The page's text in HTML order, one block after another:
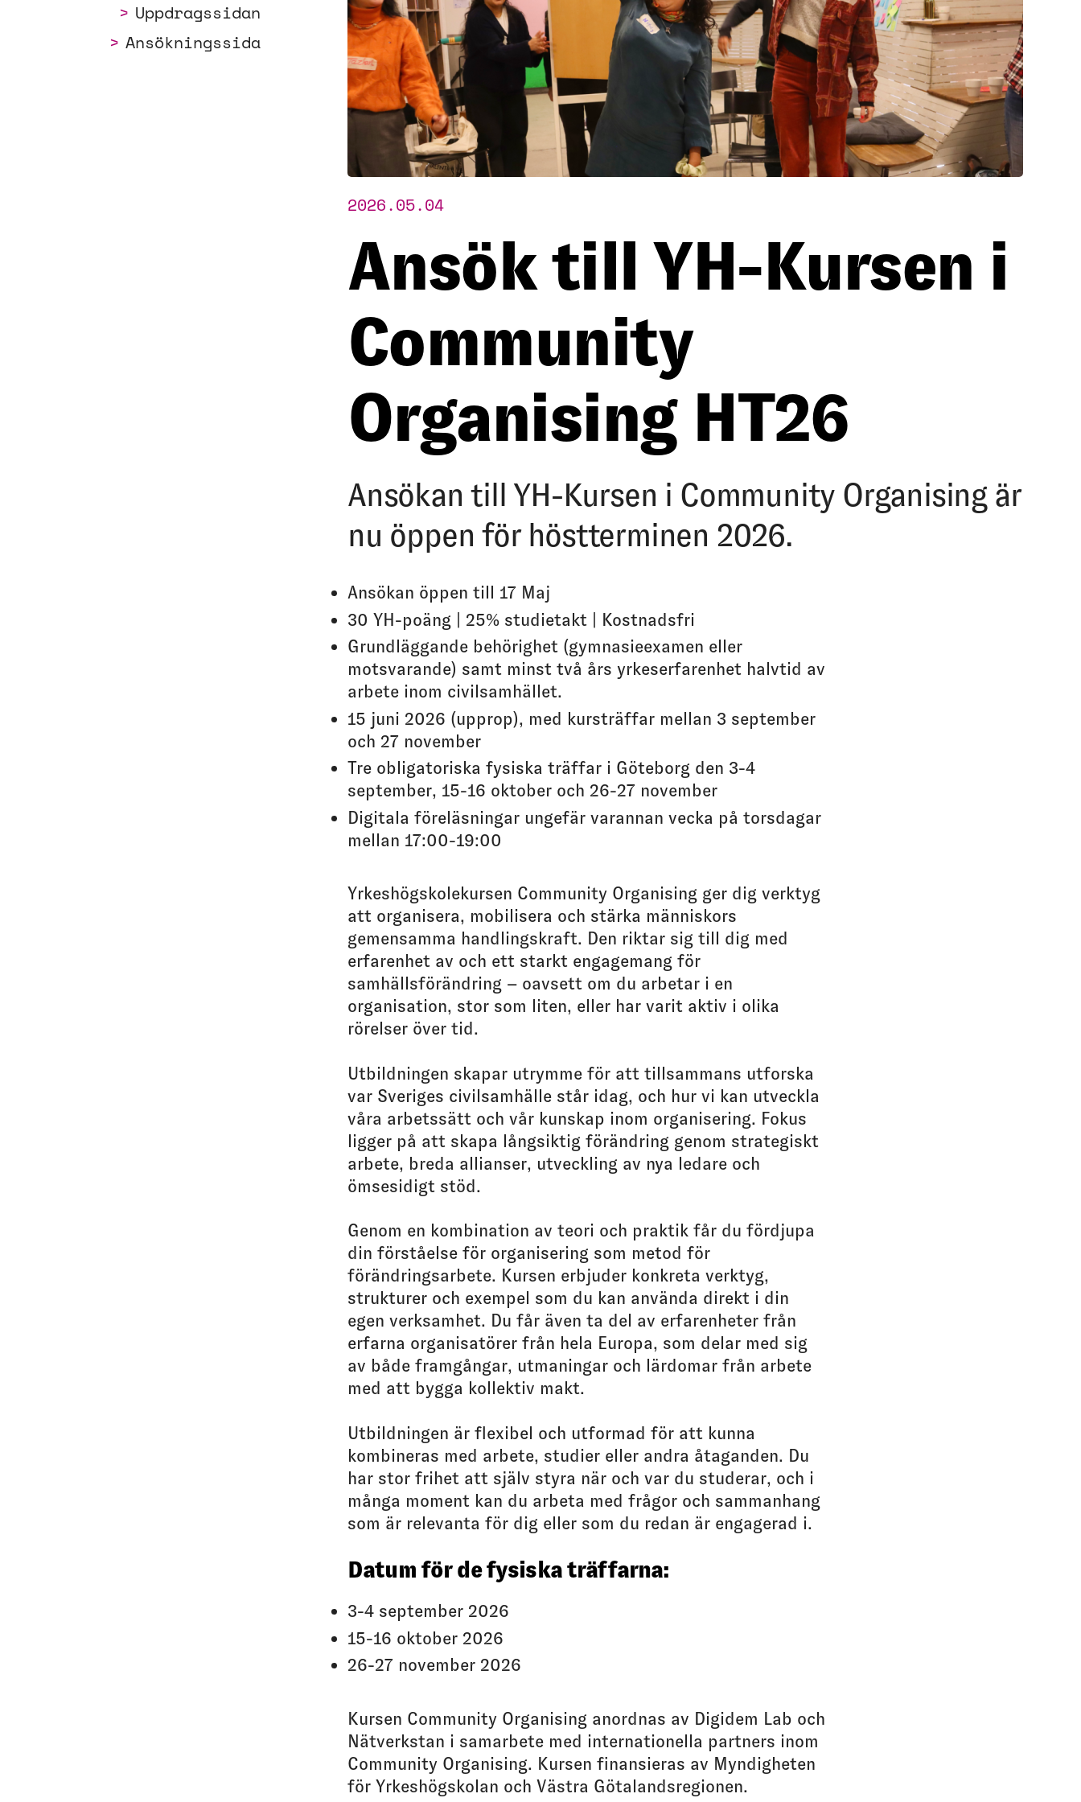
Uppdragssidan
Ansökningssida
2026.05.04
Ansök till YH-Kursen i
Community
Organising HT26
Ansökan till YH-Kursen i Community Organising är
nu öppen för höstterminen 2026.
Ansökan öppen till 17 Maj
30 YH-poäng | 25% studietakt | Kostnadsfri
Grundläggande behörighet (gymnasieexamen eller
motsvarande) samt minst två års yrkeserfarenhet halvtid av
arbete inom civilsamhället.
15 juni 2026 (upprop), med kursträffar mellan 3 september
och 27 november
Tre obligatoriska fysiska träffar i Göteborg den 3-4
september, 15-16 oktober och 26-27 november
Digitala föreläsningar ungefär varannan vecka på torsdagar
mellan 17:00-19:00
Yrkeshögskolekursen Community Organising ger dig verktyg
att organisera, mobilisera och stärka människors
gemensamma handlingskraft. Den riktar sig till dig med
erfarenhet av och ett starkt engagemang för
samhällsförändring – oavsett om du arbetar i en
organisation, stor som liten, eller har varit aktiv i olika
rörelser över tid.
Utbildningen skapar utrymme för att tillsammans utforska
var Sveriges civilsamhälle står idag, och hur vi kan utveckla
våra arbetssätt och vår kunskap inom organisering. Fokus
ligger på att skapa långsiktig förändring genom strategiskt
arbete, breda allianser, utveckling av nya ledare och
ömsesidigt stöd.
Genom en kombination av teori och praktik får du fördjupa
din förståelse för organisering som metod för
förändringsarbete. Kursen erbjuder konkreta verktyg,
strukturer och exempel som du kan använda direkt i din
egen verksamhet. Du får även ta del av erfarenheter från
erfarna organisatörer från hela Europa, som delar med sig
av både framgångar, utmaningar och lärdomar från arbete
med att bygga kollektiv makt.
Utbildningen är flexibel och utformad för att kunna
kombineras med arbete, studier eller andra åtaganden. Du
har stor frihet att själv styra när och var du studerar, och i
många moment kan du arbeta med frågor och sammanhang
som är relevanta för dig eller som du redan är engagerad i.
Datum för de fysiska träffarna:
3-4 september 2026
15-16 oktober 2026
26-27 november 2026
Kursen Community Organising anordnas av Digidem Lab och
Nätverkstan i samarbete med internationella partners inom
Community Organising. Kursen finansieras av Myndigheten
för Yrkeshögskolan och Västra Götalandsregionen.